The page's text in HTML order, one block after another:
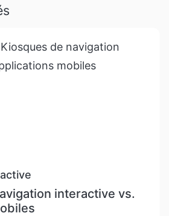
interactive vs.